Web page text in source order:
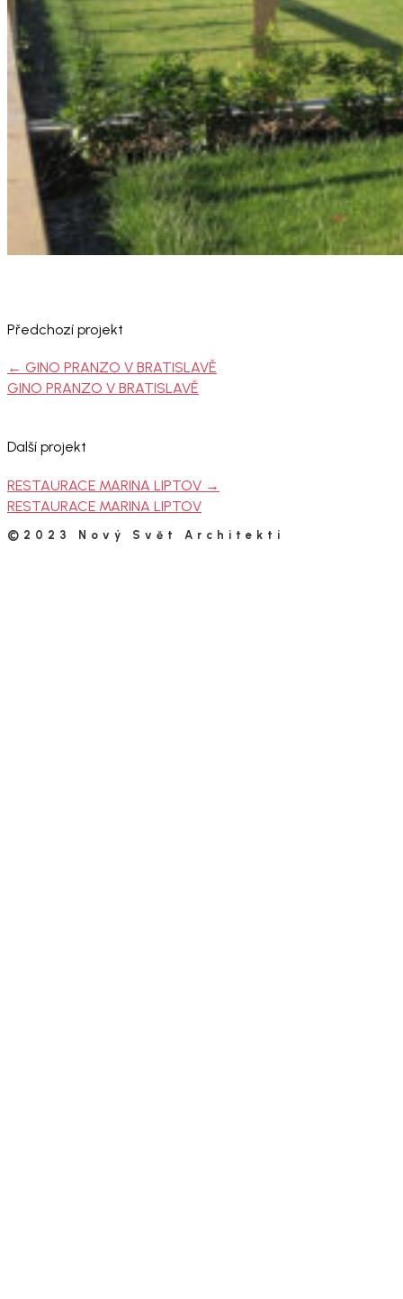
Předchozí projekt
← GINO PRANZO V BRATISLAVĚ
GINO PRANZO V BRATISLAVĚ
Další projekt
RESTAURACE MARINA LIPTOV →
RESTAURACE MARINA LIPTOV
©2023 Nový Svět Architekti